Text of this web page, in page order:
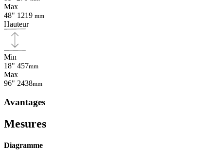
Max
48" 1219 mm
Hauteur
Min
18" 457mm
Max
96" 2438mm
Avantages
Mesures
Diagramme